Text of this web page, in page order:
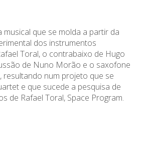
musical que se molda a partir da
dos instrumentos
Toral, o contrabaixo de Hugo
de Nuno Morão e o saxofone
resultando num projeto que se
e que sucede a pesquisa de
de Rafael Toral, Space Program.